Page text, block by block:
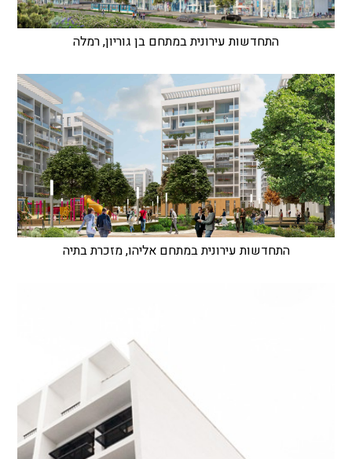
התחדשות עירונית במתחם בן גוריון, רמלה
התחדשות עירונית במתחם אליהו, מזכרת בתיה